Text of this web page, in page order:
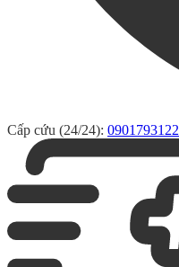
Cấp cứu (24/24): 0901793122